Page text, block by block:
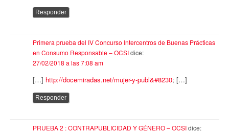
Responder
Primera prueba del IV Concurso Intercentros de Buenas Prácticas
en Consumo Responsable – OCSIdice:
27/02/2018 a las 7:08 am
[…] http://docemiradas.net/mujer-y-publ&#8230; […]
Responder
PRUEBA 2 : CONTRAPUBLICIDAD Y GÉNERO – OCSIdice: